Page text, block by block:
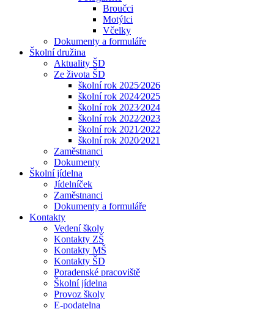
Broučci
Motýlci
Včelky
Dokumenty a formuláře
Školní družina
Aktuality ŠD
Ze života ŠD
školní rok 2025⁄2026
školní rok 2024⁄2025
školní rok 2023⁄2024
školní rok 2022⁄2023
školní rok 2021⁄2022
školní rok 2020⁄2021
Zaměstnanci
Dokumenty
Školní jídelna
Jídelníček
Zaměstnanci
Dokumenty a formuláře
Kontakty
Vedení školy
Kontakty ZŠ
Kontakty MŠ
Kontakty ŠD
Poradenské pracoviště
Školní jídelna
Provoz školy
E-podatelna